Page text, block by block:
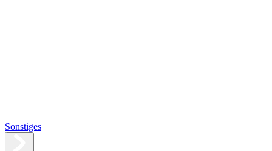
Sonstiges